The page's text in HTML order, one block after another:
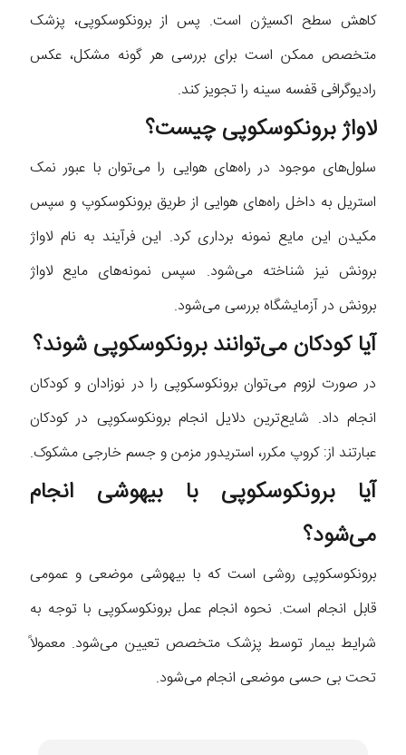
کاهش سطح اکسیژن است. پس از برونکوسکوپی، پزشک
متخصص ممکن است برای بررسی هر گونه مشکل، عکس
رادیوگرافی قفسه سینه را تجویز کند.
لاواژ برونکوسکوپی چیست؟
سلول‌های موجود در راه‌های هوایی را می‌توان با عبور نمک
استریل به داخل راه‌های هوایی از طریق برونکوسکوپ و سپس
مکیدن این مایع نمونه برداری کرد. این فرآیند به نام لاواژ
برونش نیز شناخته می‌شود. سپس نمونه‌های مایع لاواژ
برونش در آزمایشگاه بررسی می‌شود.
آیا کودکان می‌توانند برونکوسکوپی شوند؟
در صورت لزوم می‌توان برونکوسکوپی را در نوزادان و کودکان
انجام داد. شایع‌ترین دلایل انجام برونکوسکوپی در کودکان
عبارتند از: کروپ مکرر، استریدور مزمن و جسم خارجی مشکوک.
آیا برونکوسکوپی با بیهوشی انجام
می‌شود؟
برونکوسکوپی روشی است که با بیهوشی موضعی و عمومی
قابل انجام است. نحوه انجام عمل برونکوسکوپی با توجه به
شرایط بیمار توسط پزشک متخصص تعیین می‌شود. معمولاً
تحت بی حسی موضعی انجام می‌شود.